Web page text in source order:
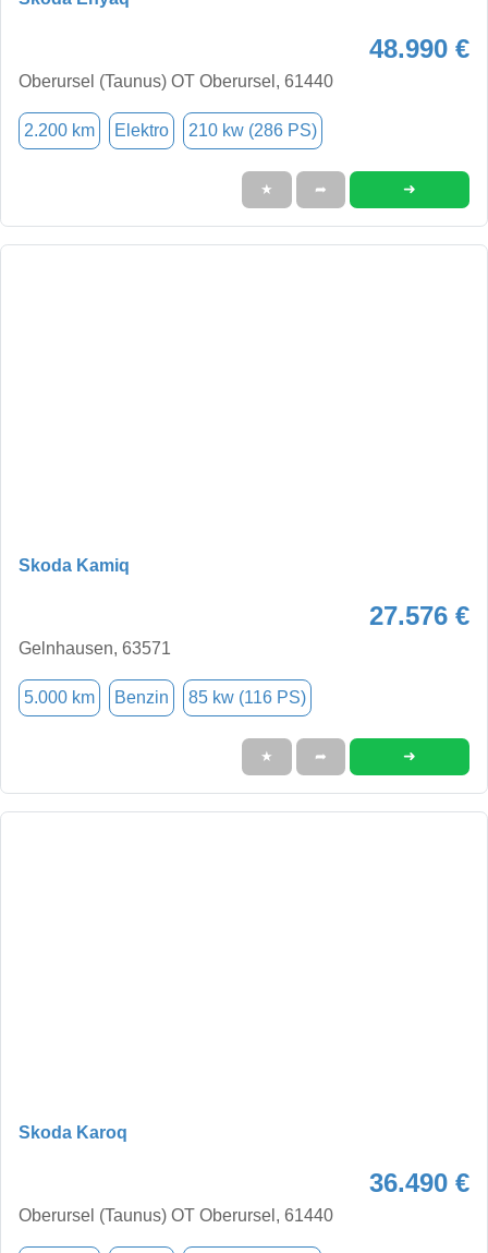
48.990 €
Oberursel (Taunus) OT Oberursel, 61440
2.200 km Elektro 210 kw (286 PS)
★ ➦ ➜
Skoda Kamiq
27.576 €
Gelnhausen, 63571
5.000 km Benzin 85 kw (116 PS)
★ ➦ ➜
Skoda Karoq
36.490 €
Oberursel (Taunus) OT Oberursel, 61440